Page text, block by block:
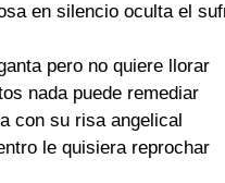
en silencio oculta el
pero no quiere llorar
nada puede remediar
con su risa angelical
le quisiera reprochar